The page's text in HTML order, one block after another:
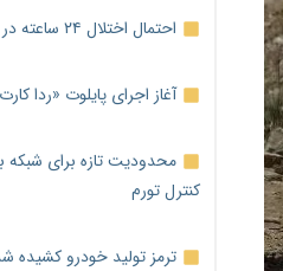
احتمال اختلال ۲۴ ساعته در سامانه‌های تأمین اجتماعی
آغاز اجرای پایلوت «ردا
محدودیت تازه برای شبکه
کنترل تورم